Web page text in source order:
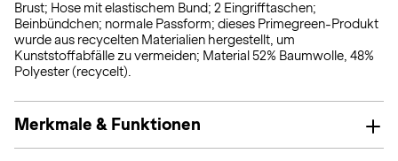
Brust; Hose mit elastischem Bund; 2 Eingrifftaschen;
Beinbündchen; normale Passform; dieses Primegreen-Produkt
wurde aus recycelten Materialien hergestellt, um
Kunststoffabfälle zu vermeiden; Material 52% Baumwolle, 48%
Polyester (recycelt).
Merkmale & Funktionen